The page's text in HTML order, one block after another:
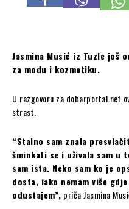
Jasmina Musić iz Tuzle još
za modu i kozmetiku.
U razgovoru za dobarportal.net
strast.
“Stalno sam znala
šminkati se i uživala sam u
sam ista. Neko sam ko je
dosta, iako nemam više
odustajem”, priča Jasmina